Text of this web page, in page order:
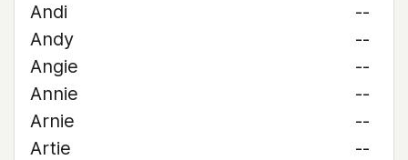
Andi
--
Andy
--
Angie
--
Annie
--
Arnie
--
Artie
--